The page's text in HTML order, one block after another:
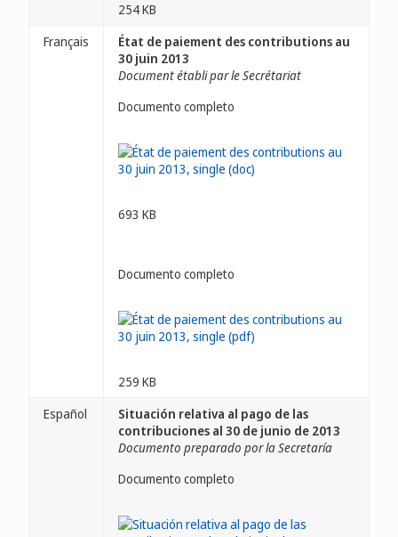
254 KB
Français
État de paiement des contributions au
30 juin 2013
Document établi par le Secrétariat
Documento completo
693 KB
Documento completo
259 KB
Español
Situación relativa al pago de las
contribuciones al 30 de junio de 2013
Documento preparado por la Secretaría
Documento completo